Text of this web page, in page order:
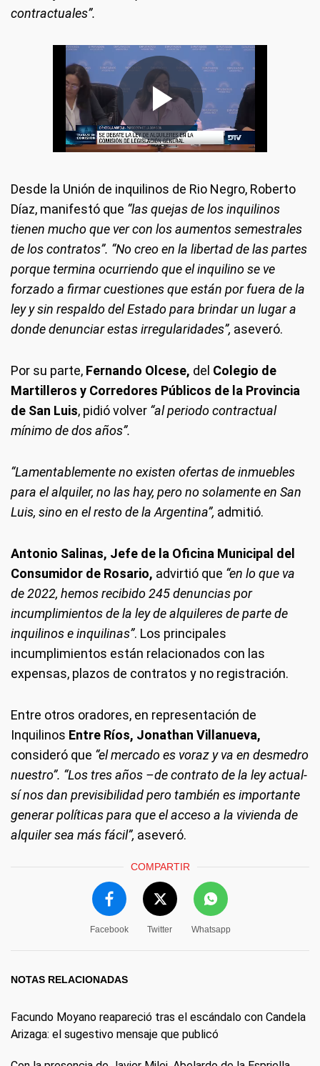
contractuales”.
Desde la Unión de inquilinos de Rio Negro, Roberto
Díaz, manifestó que “las quejas de los inquilinos
tienen mucho que ver con los aumentos semestrales
de los contratos”. “No creo en la libertad de las partes
porque termina ocurriendo que el inquilino se ve
forzado a firmar cuestiones que están por fuera de la
ley y sin respaldo del Estado para brindar un lugar a
donde denunciar estas irregularidades”, aseveró.
Por su parte, Fernando Olcese, del Colegio de
Martilleros y Corredores Públicos de la Provincia
de San Luis, pidió volver “al periodo contractual
mínimo de dos años”.
“Lamentablemente no existen ofertas de inmuebles
para el alquiler, no las hay, pero no solamente en San
Luis, sino en el resto de la Argentina”, admitió.
Antonio Salinas, Jefe de la Oficina Municipal del
Consumidor de Rosario, advirtió que “en lo que va
de 2022, hemos recibido 245 denuncias por
incumplimientos de la ley de alquileres de parte de
inquilinos e inquilinas”. Los principales
incumplimientos están relacionados con las
expensas, plazos de contratos y no registración.
Entre otros oradores, en representación de
Inquilinos Entre Ríos, Jonathan Villanueva,
consideró que “el mercado es voraz y va en desmedro
nuestro”. “Los tres años –de contrato de la ley actual-
sí nos dan previsibilidad pero también es importante
generar políticas para que el acceso a la vivienda de
alquiler sea más fácil”, aseveró.
COMPARTIR
Facebook Twitter Whatsapp
NOTAS RELACIONADAS
Facundo Moyano reapareció tras el escándalo con Candela
Arizaga: el sugestivo mensaje que publicó